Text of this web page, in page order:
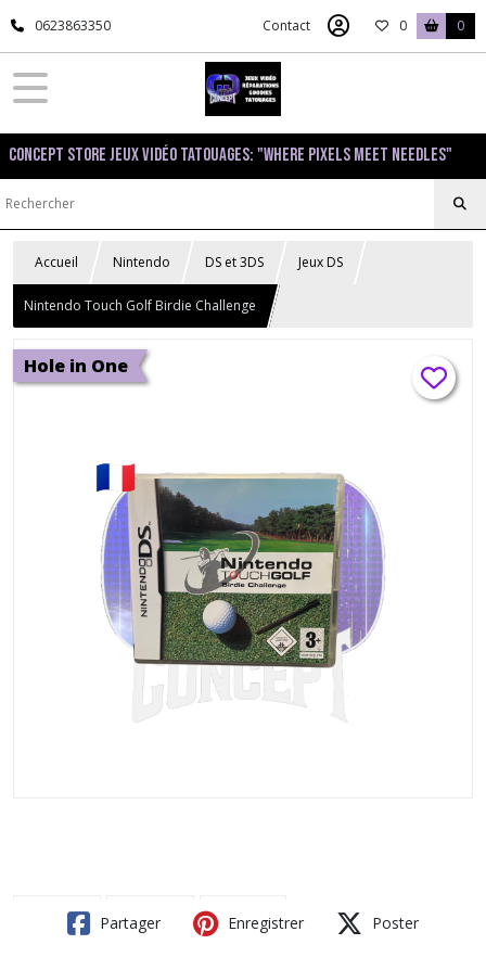
0623863350 Contact 0 0
Concept Store Jeux Vidéo Tatouages: "Where pixels meet needles"
Accueil Nintendo DS et 3DS Jeux DS
Nintendo Touch Golf Birdie Challenge
Hole in One
Partager Enregistrer Poster